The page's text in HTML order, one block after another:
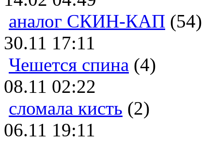
аналог СКИН-КАП (54)
30.11 17:11
Чешется спина (4)
08.11 02:22
сломала кисть (2)
06.11 19:11